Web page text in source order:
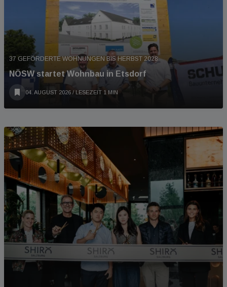
37 GEFÖRDERTE WOHNUNGEN BIS HERBST 2028
NÖSW startet Wohnbau in Etsdorf
04. AUGUST 2026 / LESEZEIT 1 MIN